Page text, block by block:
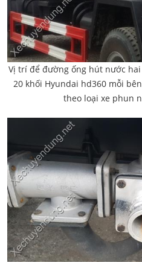
Vị trí để đường ống hút nước
20 khối Hyundai hd360 mỗi
theo loại xe phun